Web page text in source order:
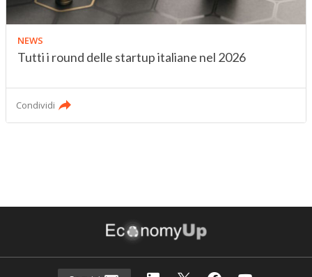
NEWS
Tutti i round delle startup italiane nel 2026
Condividi